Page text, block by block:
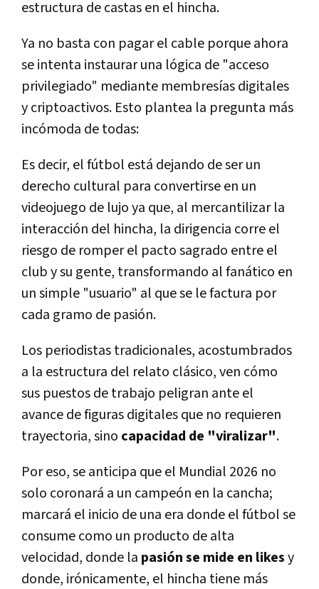
estructura de castas en el hincha.
Ya no basta con pagar el cable porque ahora
se intenta instaurar una lógica de "acceso
privilegiado" mediante membresías digitales
y criptoactivos. Esto plantea la pregunta más
incómoda de todas:
Es decir, el fútbol está dejando de ser un
derecho cultural para convertirse en un
videojuego de lujo ya que, al mercantilizar la
interacción del hincha, la dirigencia corre el
riesgo de romper el pacto sagrado entre el
club y su gente, transformando al fanático en
un simple "usuario" al que se le factura por
cada gramo de pasión.
Los periodistas tradicionales, acostumbrados
a la estructura del relato clásico, ven cómo
sus puestos de trabajo peligran ante el
avance de figuras digitales que no requieren
trayectoria, sino capacidad de "viralizar".
Por eso, se anticipa que el Mundial 2026 no
solo coronará a un campeón en la cancha;
marcará el inicio de una era donde el fútbol se
consume como un producto de alta
velocidad, donde la pasión se mide en likesy
donde, irónicamente, el hincha tiene más